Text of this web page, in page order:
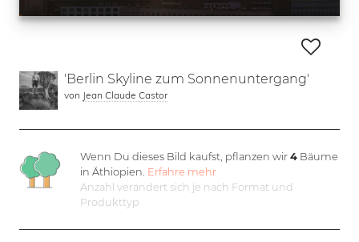
'Berlin Skyline zum Sonnenuntergang'
von Jean Claude Castor
Wenn Du dieses Bild kaufst, pflanzen wir4 Bäume
in Äthiopien. Erfahre mehr
Anzahl verändert sich je nach Format und
Produkttyp